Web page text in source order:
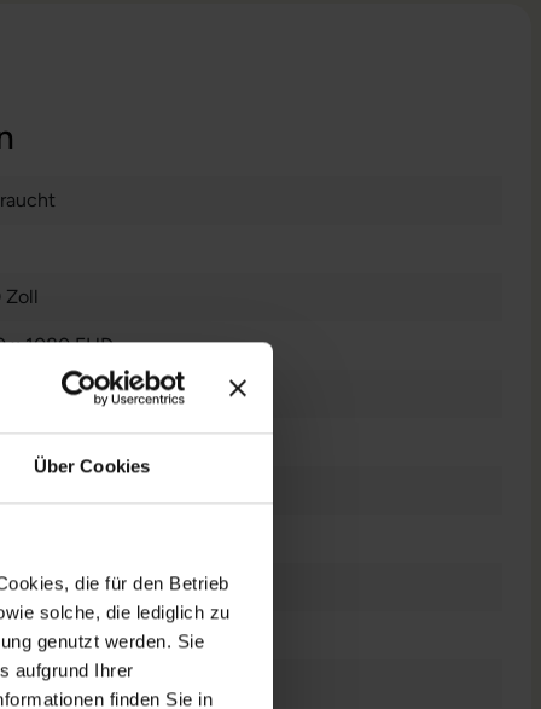
Über Cookies
die für den Betrieb
solche, die lediglich zu
genutzt werden. Sie
aufgrund Ihrer
finden Sie in
Zoll
x 1080 FHD
Display
Core i5 10210U @ 1,6 GHz
SSD
DDR4